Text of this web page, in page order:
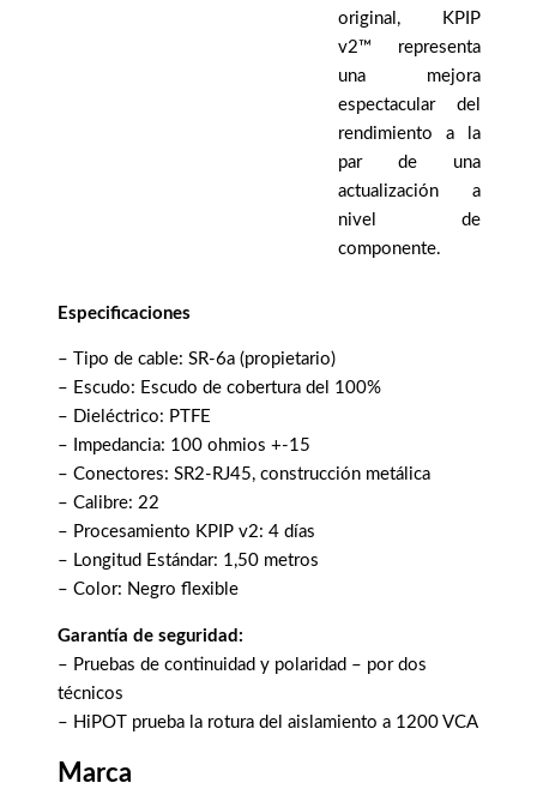
original, KPIP
v2™ representa
una mejora
espectacular del
rendimiento a la
par de una
actualización a
nivel de
componente.
Especificaciones
– Tipo de cable: SR-6a (propietario)
– Escudo: Escudo de cobertura del 100%
– Dieléctrico: PTFE
– Impedancia: 100 ohmios +-15
– Conectores: SR2-RJ45, construcción metálica
– Calibre: 22
– Procesamiento KPIP v2: 4 días
– Longitud Estándar: 1,50 metros
– Color: Negro flexible
Garantía de seguridad:
– Pruebas de continuidad y polaridad – por dos
técnicos
– HiPOT prueba la rotura del aislamiento a 1200 VCA
Marca